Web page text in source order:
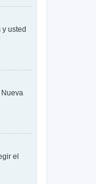
usted
Nueva
el